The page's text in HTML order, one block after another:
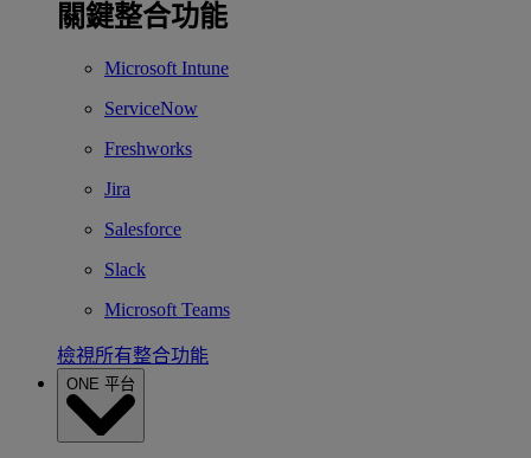
關鍵整合功能
Microsoft Intune
ServiceNow
Freshworks
Jira
Salesforce
Slack
Microsoft Teams
檢視所有整合功能
ONE 平台